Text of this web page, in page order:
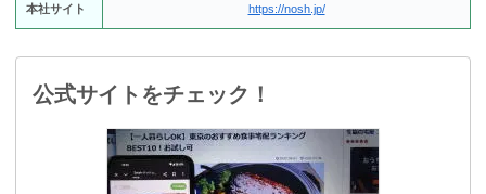
本社サイト https://nosh.jp/
公式サイトをチェック！